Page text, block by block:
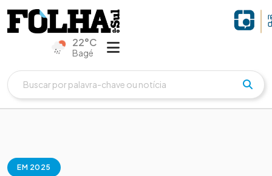
22°C
Bagé
EM 2025